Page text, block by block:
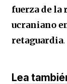
fuerza de la
ucraniano
retaguardia.
Lea